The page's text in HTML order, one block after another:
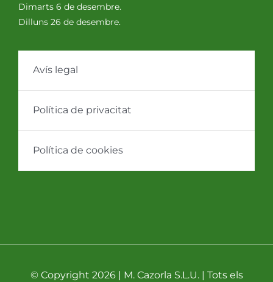
Dimarts 6 de desembre.
Dilluns 26 de desembre.
Avís legal
Política de privacitat
Política de cookies
© Copyright 2026 | M. Cazorla S.L.U. | Tots els